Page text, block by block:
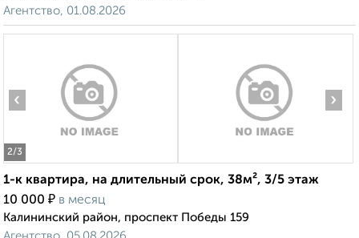
Агентство, 01.08.2026
2/3
‹ ›
1-к квартира, на длительный срок, 38м², 3/5 этаж
10 000 ₽ в месяц
Калининский район, проспект Победы 159